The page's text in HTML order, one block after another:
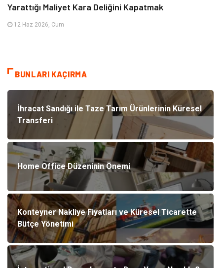
Yarattığı Maliyet Kara Deliğini Kapatmak
12 Haz 2026, Cum
BUNLARI KAÇIRMA
İhracat Sandığı ile Taze Tarım Ürünlerinin Küresel
Transferi
Home Office Düzeninin Önemi
Konteyner Nakliye Fiyatları ve Küresel Ticarette
Bütçe Yönetimi